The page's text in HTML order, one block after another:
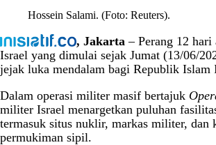
Hossein Salami. (Foto: Reuters).
, Jakarta – Perang 12 hari
Israel yang dimulai sejak Jumat (13/06/
jejak luka mendalam bagi Republik Islam
Dalam operasi militer masif bertajuk
militer Israel menargetkan puluhan
termasuk situs nuklir, markas militer, dan
permukiman sipil.